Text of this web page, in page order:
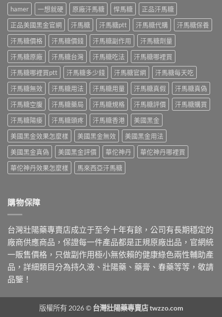
買、
副
作
用、
真
假
一
次
搞
懂〉
中
典
黑
金
版：
成
分、
用
法、
效
果
與
真
假
辨
別〉
中
｜
藥
師
實
際
使
用
三
個
月
心
得：
成
分、
吃
法、
副
作
用
與
真
別〉
中
日
怎
麼
吃？
藥
師
親
身
經
驗
談
每
日
保
養、
副
作
用
與
價
hamer 一想就硬 原廠汗馬糖 悍馬糖
正品汗馬糖
正品美國黑金官網
汗馬糖 汗馬糖ptt 汗馬糖代購
汗馬糖保養
汗馬糖價格
汗馬糖價錢 汗馬糖副作用
汗馬糖劑量
汗馬糖原廠
汗馬糖台灣 汗馬糖吃法
汗馬糖哪裡買
汗馬糖哪裡買ptt
汗馬糖多少錢 汗馬糖官網
汗馬糖每天吃
汗馬糖無效
汗馬糖用法 汗馬糖用量 汗馬糖真假
汗馬糖真偽
汗馬糖空腹
汗馬糖藥局 汗馬糖規格 汗馬糖評價
汗馬糖購買
汗馬糖陽痿
汗馬糖頭疼 汗馬糖香港
美國黑金
美國黑金效果怎麼樣
美國黑金無效
美國黑金用法
美國黑金真偽
美國黑金評價 華佗神丹
華佗神丹哪裡買
華佗神丹效果怎麼樣
馬來西亞汗馬糖
購物保障
台灣壯陽藥專賣店成立于至今十年有餘，公司有長期穩定的
廠商供應商品，保證每一件產品都是正規原廠出品，官網統
一販售價格，只做副作用極小無依賴的健康綠色兩性輔助產
品，詳細類目分為持久液、壯陽藥、藥膏、春藥等等，敬請
品鑒！
版權所有 2026 © 台灣壯陽藥專賣店 twzzo.com